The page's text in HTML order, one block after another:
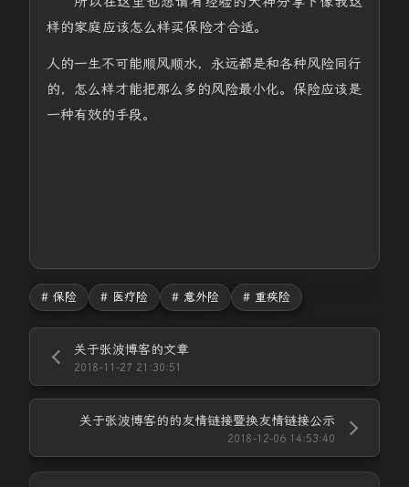
样的家庭应该怎么样买保险才合适。
人的一生不可能顺风顺水，永远都是和各种风险同行
的，怎么样才能把那么多的风险最小化。保险应该是
一种有效的手段。
# 保险 # 医疗险 # 意外险 # 重疾险
关于张波博客的文章
2018-11-27 21:30:51
关于张波博客的的友情链接暨换友情链接公示
2018-12-06 14:53:40